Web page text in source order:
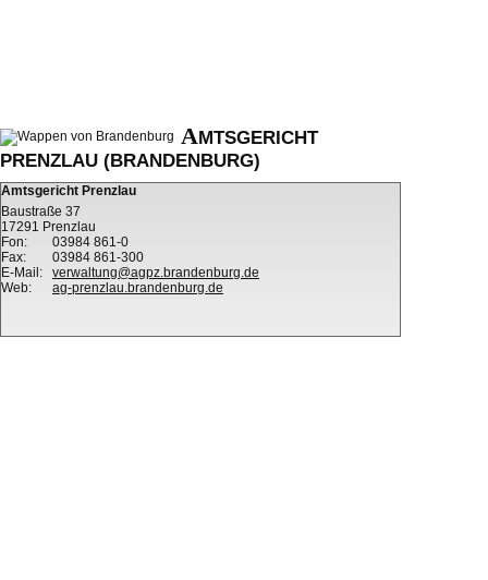
AMTSGERICHT
PRENZLAU (BRANDENBURG)
Amtsgericht Prenzlau
Baustraße 37
17291 Prenzlau
Fon:
03984 861-0
Fax:
03984 861-300
E-Mail:
verwaltung@agpz.brandenburg.de
Web:
ag-prenzlau.brandenburg.de